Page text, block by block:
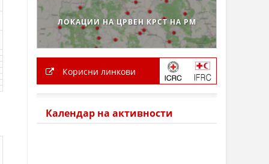
ЛОКАЦИИ НА ЦРВЕН КРСТ НА РМ
Корисни линкови
Календар на активности